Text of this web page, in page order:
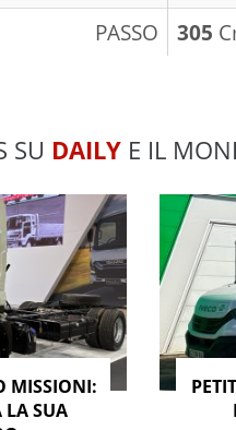
PASSO
305
SU DAILY E IL
MISSIONI:
LA SUA